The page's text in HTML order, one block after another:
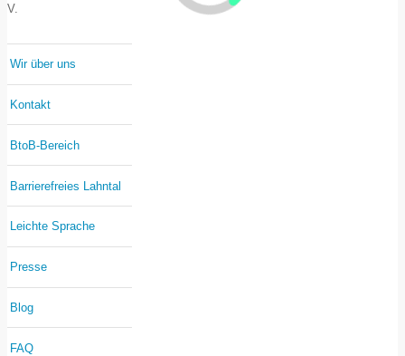
V.
Wir über uns
Kontakt
BtoB-Bereich
Barrierefreies Lahntal
Leichte Sprache
Presse
Blog
FAQ